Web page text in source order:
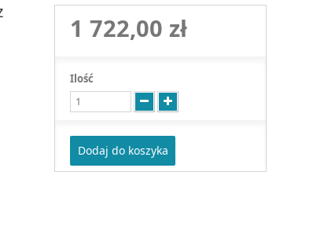
1 722,00 zł
Ilość
Dodaj do koszyka